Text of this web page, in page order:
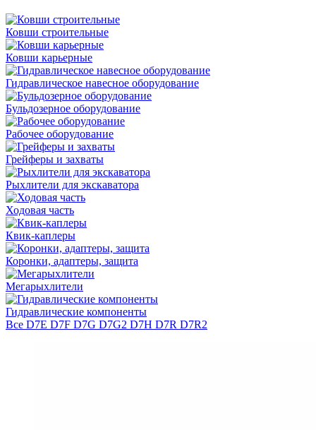
Ковши строительные
Ковши карьерные
Гидравлическое навесное оборудование
Бульдозерное оборудование
Рабочее оборудование
Грейферы и захваты
Рыхлители для экскаватора
Ходовая часть
Квик-каплеры
Коронки, адаптеры, защита
Мегарыхлители
Гидравлические компоненты
Все D7E D7F D7G D7G2 D7H D7R D7R2